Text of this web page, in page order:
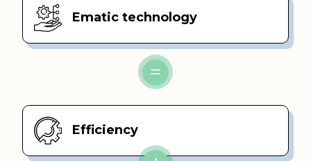
Ematic technology
Efficiency